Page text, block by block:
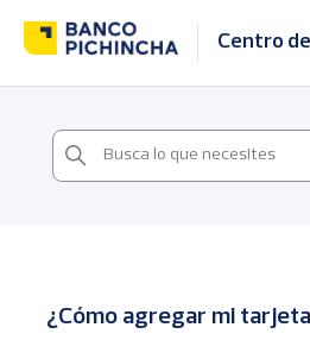
Centro
¿Cómo agregar mi